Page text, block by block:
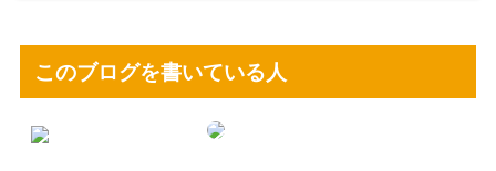
このブログを書いている人